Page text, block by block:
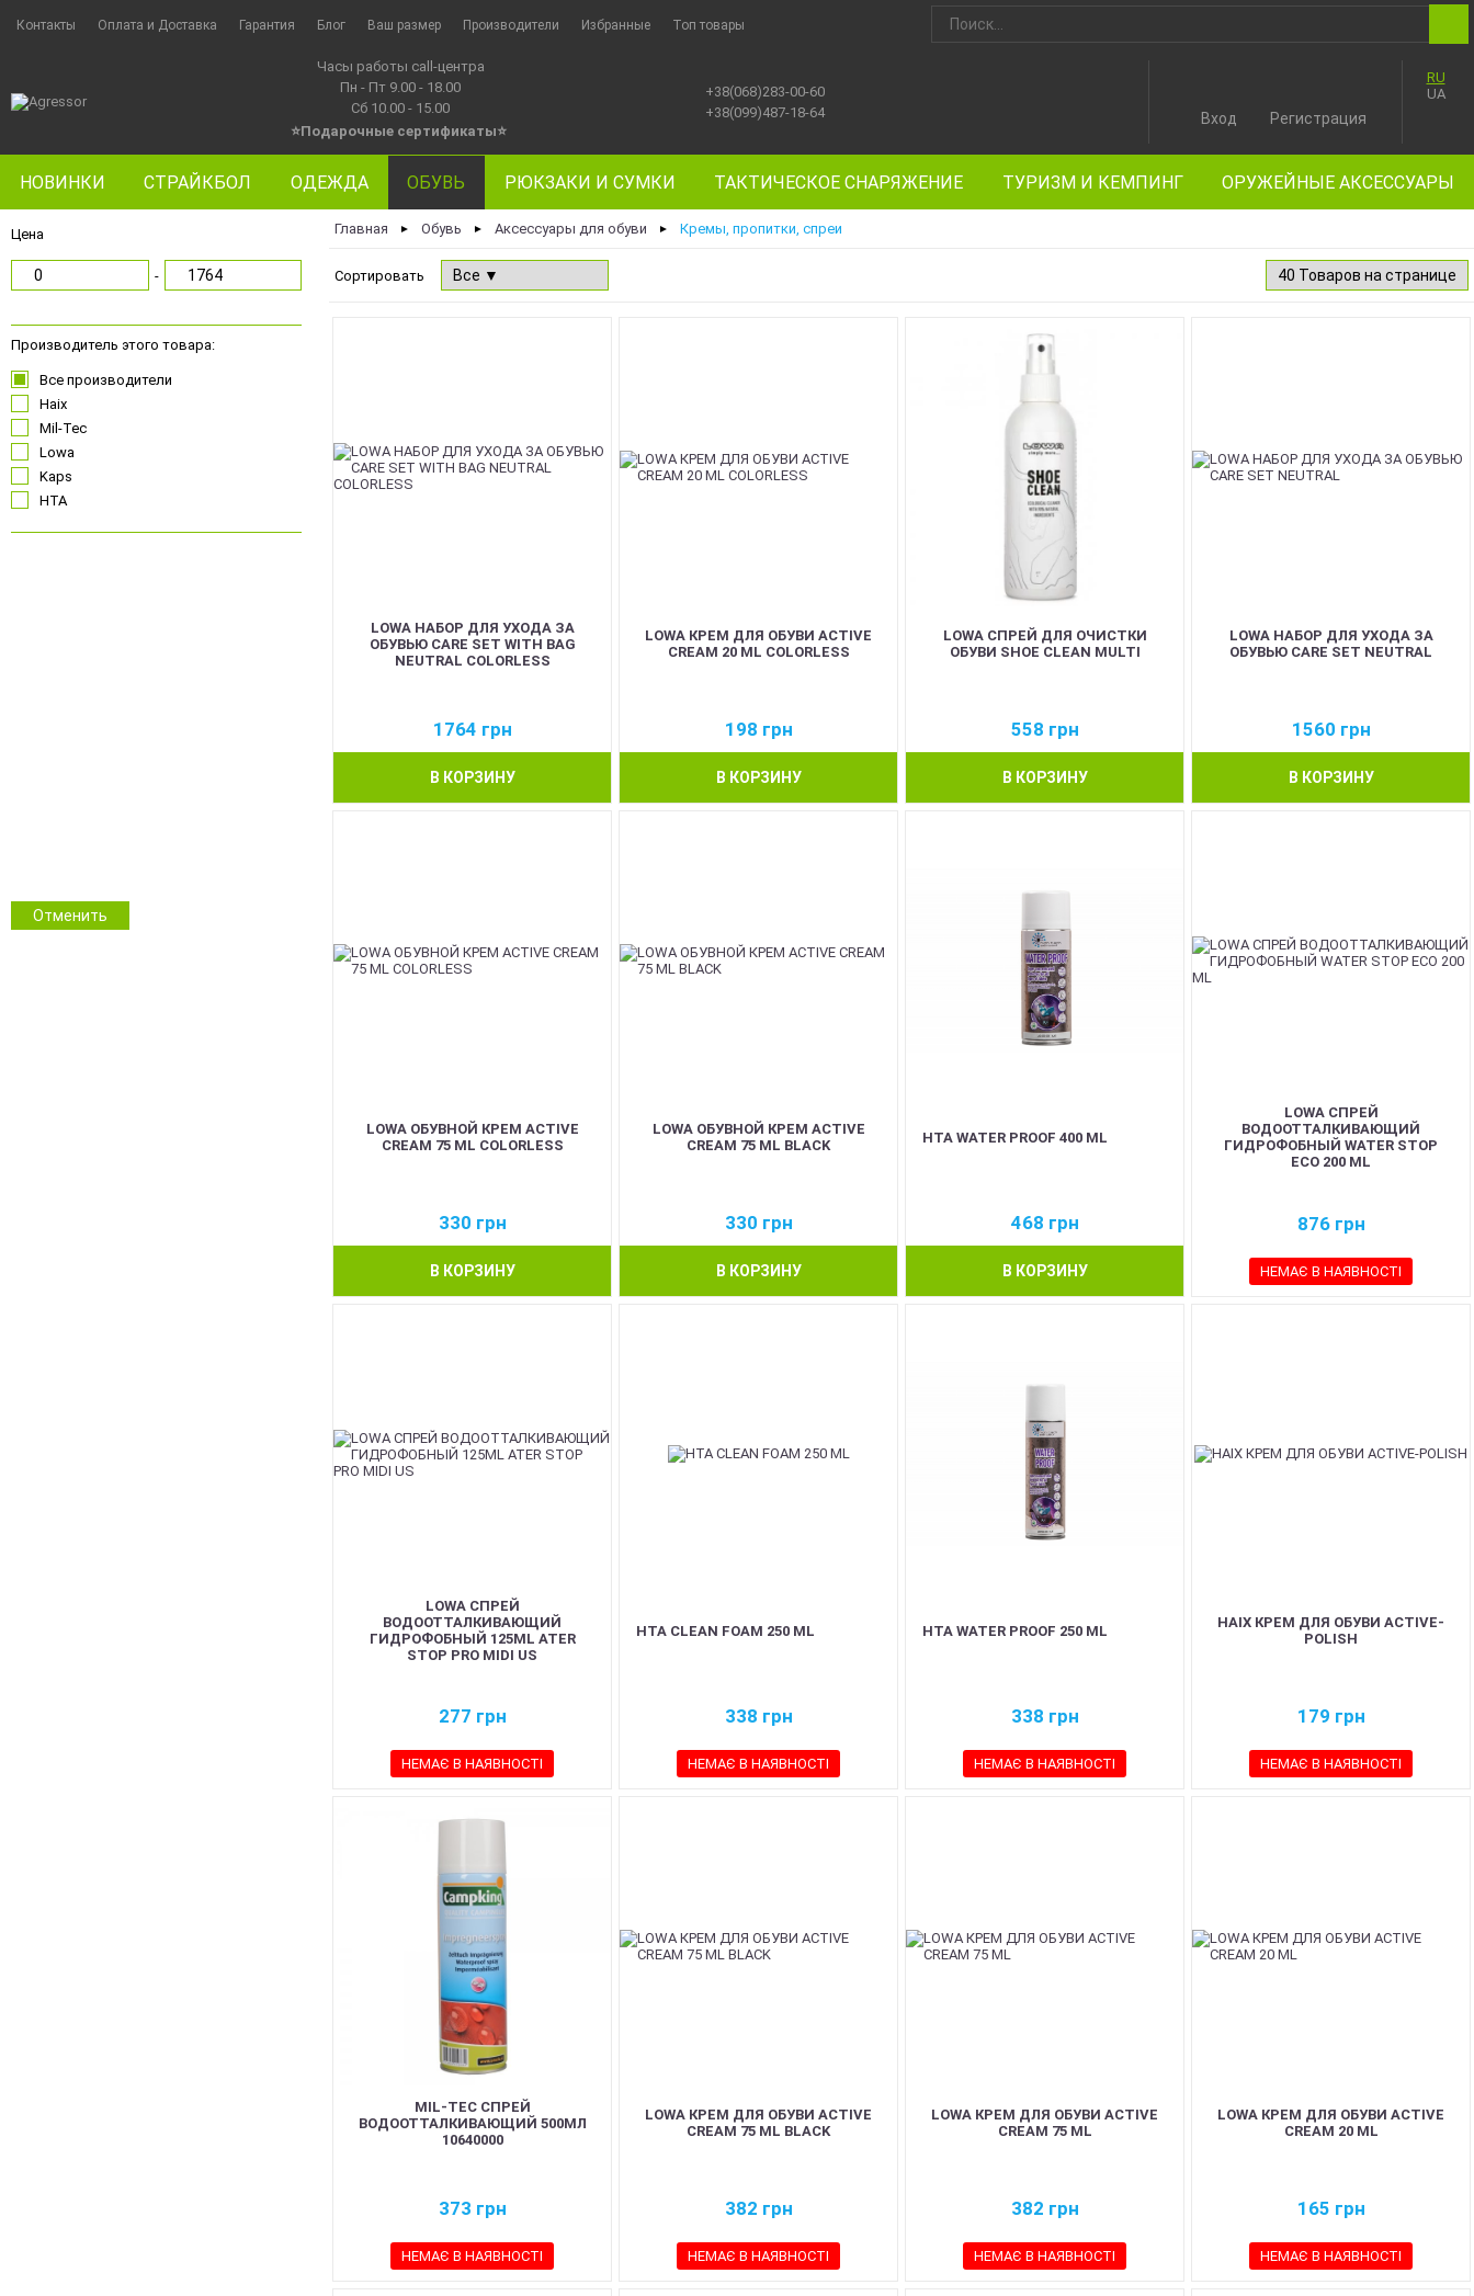
Контакты Оплата и Доставка Гарантия Блог Ваш размер Производители Избранные Топ товары
Часы работы call-центра
Пн - Пт 9.00 - 18.00
Сб 10.00 - 15.00
⭐Подарочные сертификаты⭐
+38(068)283-00-60
+38(099)487-18-64
RU
UA
Вход Регистрация
НОВИНКИ СТРАЙКБОЛ ОДЕЖДА ОБУВЬ РЮКЗАКИ И СУМКИ ТАКТИЧЕСКОЕ СНАРЯЖЕНИЕ ТУРИЗМ И КЕМПИНГ ОРУЖЕЙНЫЕ АКСЕССУАРЫ
Цена
-
Производитель этого товара:
Все производители
Haix
Mil-Tec
Lowa
Kaps
HTA
Зимовий камуфляж
Камуфляж
Отменить
Главная ► Обувь ► Аксессуары для обуви ► Кремы, пропитки, спреи
Сортировать
LOWA НАБОР ДЛЯ УХОДА ЗА
ОБУВЬЮ CARE SET WITH BAG
NEUTRAL COLORLESS
1764 грн
В КОРЗИНУ
LOWA КРЕМ ДЛЯ ОБУВИ ACTIVE
CREAM 20 ML COLORLESS
198 грн
В КОРЗИНУ
LOWA СПРЕЙ ДЛЯ ОЧИСТКИ
ОБУВИ SHOE CLEAN MULTI
558 грн
В КОРЗИНУ
LOWA НАБОР ДЛЯ УХОДА ЗА
ОБУВЬЮ CARE SET NEUTRAL
1560 грн
В КОРЗИНУ
LOWA ОБУВНОЙ КРЕМ ACTIVE
CREAM 75 ML COLORLESS
330 грн
В КОРЗИНУ
LOWA ОБУВНОЙ КРЕМ ACTIVE
CREAM 75 ML BLACK
330 грн
В КОРЗИНУ
HTA WATER PROOF 400 ML
468 грн
В КОРЗИНУ
LOWA СПРЕЙ
ВОДООТТАЛКИВАЮЩИЙ
ГИДРОФОБНЫЙ WATER STOP
ECO 200 ML
876 грн
НЕМАЄ В НАЯВНОСТІ
LOWA СПРЕЙ
ВОДООТТАЛКИВАЮЩИЙ
ГИДРОФОБНЫЙ 125ML ATER
STOP PRO MIDI US
277 грн
НЕМАЄ В НАЯВНОСТІ
HTA CLEAN FOAM 250 ML
338 грн
НЕМАЄ В НАЯВНОСТІ
HTA WATER PROOF 250 ML
338 грн
НЕМАЄ В НАЯВНОСТІ
HAIX КРЕМ ДЛЯ ОБУВИ ACTIVE-
POLISH
179 грн
НЕМАЄ В НАЯВНОСТІ
MIL-TEC СПРЕЙ
ВОДООТТАЛКИВАЮЩИЙ 500МЛ
10640000
373 грн
НЕМАЄ В НАЯВНОСТІ
LOWA КРЕМ ДЛЯ ОБУВИ ACTIVE
CREAM 75 ML BLACK
382 грн
НЕМАЄ В НАЯВНОСТІ
LOWA КРЕМ ДЛЯ ОБУВИ ACTIVE
CREAM 75 ML
382 грн
НЕМАЄ В НАЯВНОСТІ
LOWA КРЕМ ДЛЯ ОБУВИ ACTIVE
CREAM 20 ML
165 грн
НЕМАЄ В НАЯВНОСТІ